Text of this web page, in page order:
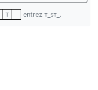
T entrez T_ST_ .